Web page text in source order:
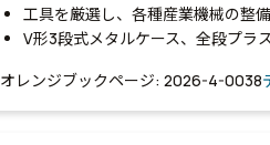
工具を厳選し、各種産業機械の整
V形3段式メタルケース、全段プラ
オレンジブックページ: 2026-4-0038